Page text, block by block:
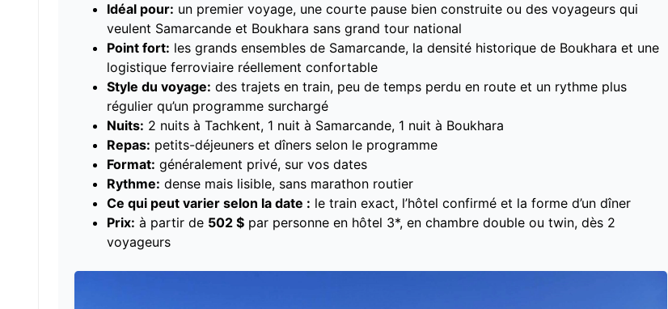
Idéal pour: un premier voyage, une courte pause bien construite ou des voyageurs qui
veulent Samarcande et Boukhara sans grand tour national
Point fort: les grands ensembles de Samarcande, la densité historique de Boukhara et une
logistique ferroviaire réellement confortable
Style du voyage: des trajets en train, peu de temps perdu en route et un rythme plus
régulier qu’un programme surchargé
Nuits: 2 nuits à Tachkent, 1 nuit à Samarcande, 1 nuit à Boukhara
Repas: petits-déjeuners et dîners selon le programme
Format: généralement privé, sur vos dates
Rythme: dense mais lisible, sans marathon routier
Ce qui peut varier selon la date : le train exact, l’hôtel confirmé et la forme d’un dîner
Prix: à partir de 502 $ par personne en hôtel 3*, en chambre double ou twin, dès 2
voyageurs